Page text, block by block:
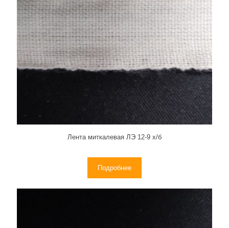
Лента миткалевая ЛЭ 12-9 х/б
Подробнее